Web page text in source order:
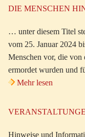
DIE MENSCHEN
… unter diesem Titel
vom 25. Januar 2024
Menschen vor, die
ermordet wurden und
Mehr lesen
Hinweise und